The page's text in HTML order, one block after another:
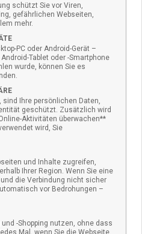
schützt Sie vor Viren,
gefährlichen Webseiten,
mehr.
PC oder Android-Gerät –
Tablet oder -Smartphone
wurde, können Sie es
Ihre persönlichen Daten,
geschützt. Zusätzlich wird
Aktivitäten überwachen**
wird, Sie
und Inhalte zugreifen,
Ihrer Region. Wenn Sie eine
die Verbindung nicht sicher
vor Bedrohungen –
-Shopping nutzen, ohne dass
Mal, wenn Sie die Webseite